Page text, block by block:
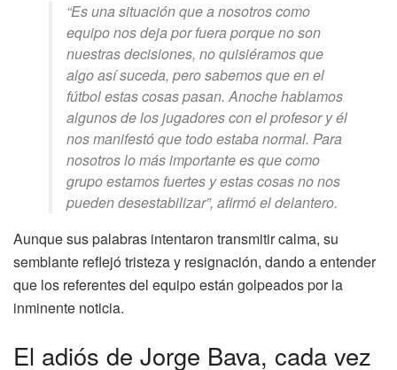
“Es una situación que a nosotros como
equipo nos deja por fuera porque no son
nuestras decisiones, no quisiéramos que
algo así suceda, pero sabemos que en el
fútbol estas cosas pasan. Anoche hablamos
algunos de los jugadores con el profesor y él
nos manifestó que todo estaba normal. Para
nosotros lo más importante es que como
grupo estamos fuertes y estas cosas no nos
pueden desestabilizar”, afirmó el delantero.
Aunque sus palabras intentaron transmitir calma, su
semblante reflejó tristeza y resignación, dando a entender
que los referentes del equipo están golpeados por la
inminente noticia.
El adiós de Jorge Bava, cada vez